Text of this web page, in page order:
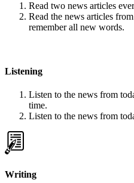
Read two news articles
Read the news articles
remember all new words.
Listening
Listen to the news from
time.
Listen to the news from
Writing